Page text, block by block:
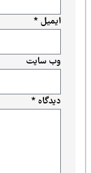
دیدگاه*
ایمیل*
وب‌ سایت